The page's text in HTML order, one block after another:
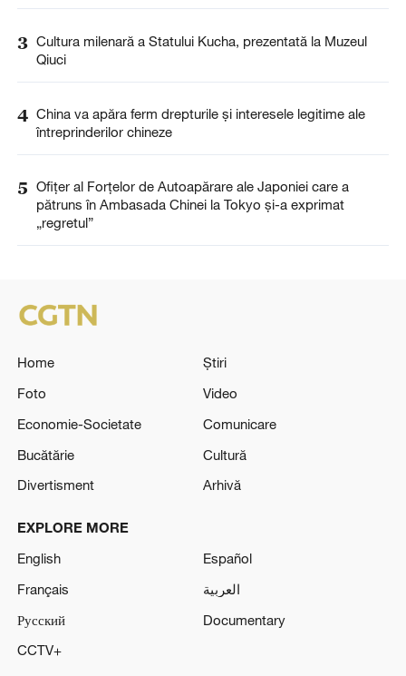
3 Cultura milenară a Statului Kucha, prezentată la Muzeul
Qiuci
4 China va apăra ferm drepturile și interesele legitime ale
întreprinderilor chineze
5 Ofițer al Forțelor de Autoapărare ale Japoniei care a
pătruns în Ambasada Chinei la Tokyo și-a exprimat
„regretul”
Home
Știri
Foto
Video
Economie-Societate
Comunicare
Bucătărie
Cultură
Divertisment
Arhivă
EXPLORE MORE
English
Español
Français
العربية
Русский
Documentary
CCTV+